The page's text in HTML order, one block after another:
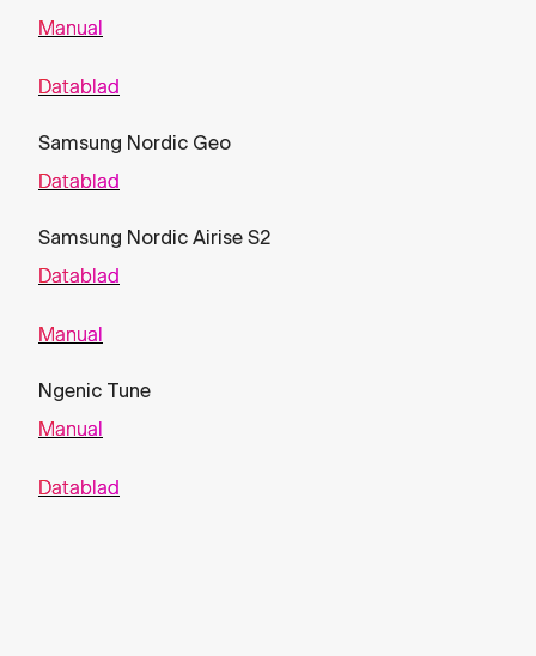
Manual
Datablad
Samsung Nordic Geo
Datablad
Samsung Nordic Airise S2
Datablad
Manual
Ngenic Tune
Manual
Datablad